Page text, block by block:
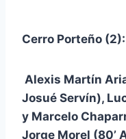
Cerro Porteño (2):
Alexis Martín
Josué Servín),
y Marcelo
Jorge Morel (80’